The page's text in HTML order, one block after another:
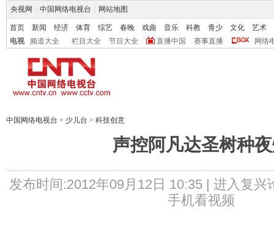
央视网 中国网络电视台 网站地图
首页 新闻 经济 体育 综艺 春晚 戏曲 音乐 科教 青少 文化
艺术
电视
频道大全 栏目大全 节目大全 直播中国 赛事直播 网络
中国网络电视台 > 少儿台 > 科技创意
声控阿凡达圣树种
发布时间:2012年09月12日 10:35 | 进入复兴
手机看视频